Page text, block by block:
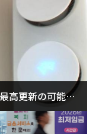
高更新の可能性